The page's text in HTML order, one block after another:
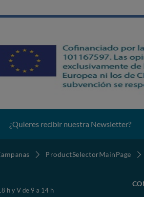
¿Quieres recibir nuestra Newsletter?
ProductSelectorMainPage
h y V de 9 a 14 h